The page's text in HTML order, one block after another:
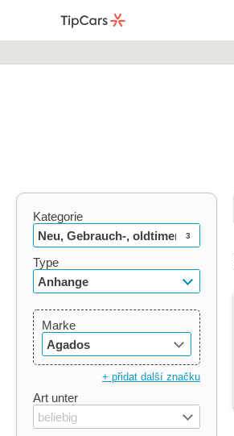
Kategorie
Neu, Gebrauch-, oldtimer
3
Type
Anhange
Marke
Agados
+ přidat další značku
Art unter
beliebig